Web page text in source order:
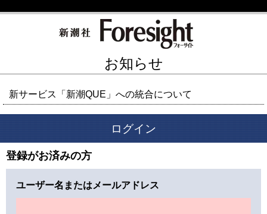
お知らせ
新サービス「新潮QUE」への統合について
ログイン
登録がお済みの方
ユーザー名またはメールアドレス